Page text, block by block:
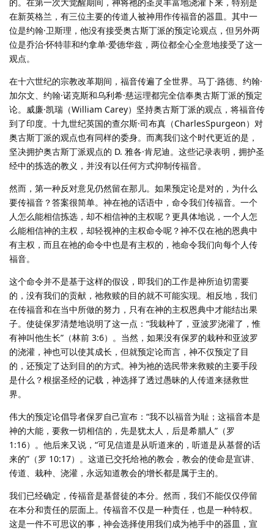
在新英格兰，有三位主要的传道人被神用作传福音的器皿。其中一
位是约翰·卫斯理，他没有接受奥古斯丁派的预定论观点，但另外两
位是乔治·怀特菲和约拿单·爱德华兹，两位都全心全意地接受了这一
观点。
在十六世纪的宗教改革期间，福音传遍了全世界。马丁·路德、约翰·
加尔文、约翰·诺克斯和乌利希·慈运理都完全信奉奥古斯丁派的预定
论。威廉·凯瑞（William Carey）坚持奥古斯丁派的观点，将福音传
到了印度。十九世纪英国的查尔斯·司布真（CharlesSpurgeon）对
奥古斯丁派的观点也有同样的委身。而离我们这个时代更近的是，
坚决拥护奥古斯丁派观点的 D. 雅各·肯尼迪。这些记录表明，拥护圣
经中的拣选的教义，并没有以任何方式抑制传福音。
然而，第一种反对意见仍然留在那儿。如果预定论是对的，为什么
要传福音？答案很简单。神在祂的话语中，命令我们传福音。一个
人怎么能相信拣选，却不相信神的主权呢？更具体地说，一个人怎
么能相信神的主权，却轻视神的主权命令呢？神不仅在祂的恩典中
有主权，而且在祂的命令中也是有主权的，祂命令我们向每个人传
福音。
这个命令并不是基于这样的假设，即我们的工作是神所迫切需要
的，没有我们的贡献，祂救赎的目的就不可能实现。相反地，我们
在传福音和在当中所做的努力，只有在神的主权恩典中才能结出果
子。使徒保罗清楚地说明了这一点：“我栽种了，亚波罗浇灌了，惟
有神叫他生长”（林前 3:6）。当然，如果没有保罗的栽种和亚波罗
的浇灌，神也可以使其成长，但就预定论而言，神不仅预定了目
的，还预定了达到目的的方式。神为祂的选民带来救赎的主要手段
是什么？根据圣经的记载，神选择了透过愚昧的人传道来拯救世
界。
伟大的预定论倡导者保罗自己宣布：“我不以福音为耻；这福音本是
神的大能，要救一切相信的，先是犹太人，后是希腊人”（罗
1:16）。他后来又说，“可见信道是从听道来的，听道是从基督的话
来的”（罗 10:17）。这道已交托给祂的教会，教会的使命是宣讲、
传道、栽种、浇灌，永远知道教会的增长都是属于主的。
我们已经确定，传福音是基督徒的本分。然而，我们不能仅仅停留
在本分和责任的层面上。传福音不仅是一种责任，也是一种特权。
这是一件不可思议的事，神会选择使用我们成为祂手中的器皿，宣